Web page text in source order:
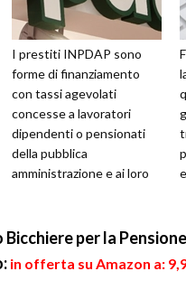
I prestiti INPDAP sono
forme di finanziamento
con tassi agevolati
concesse a lavoratori
dipendenti o pensionati
della pubblica
amministrazione e ai loro
Bicchiere per la
in offerta su Amazon a: